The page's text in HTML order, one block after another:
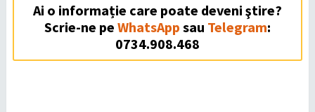
Ai o informație care poate deveni ştire?
Scrie-ne pe WhatsApp sau Telegram:
0734.908.468